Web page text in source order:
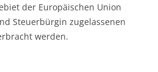
der Europäischen Union
Steuerbürgin zugelassenen
werden.